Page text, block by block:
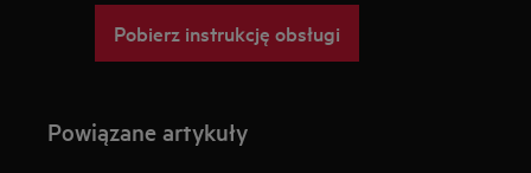
Pobierz instrukcję obsługi
Powiązane artykuły